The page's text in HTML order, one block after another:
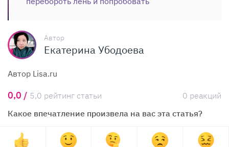
Автор
Екатерина Убодоева
Автор Lisa.ru
0,0 / 5,0 рейтинг статьи
0 реакций
Какое впечатление произвела на вас эта статья?